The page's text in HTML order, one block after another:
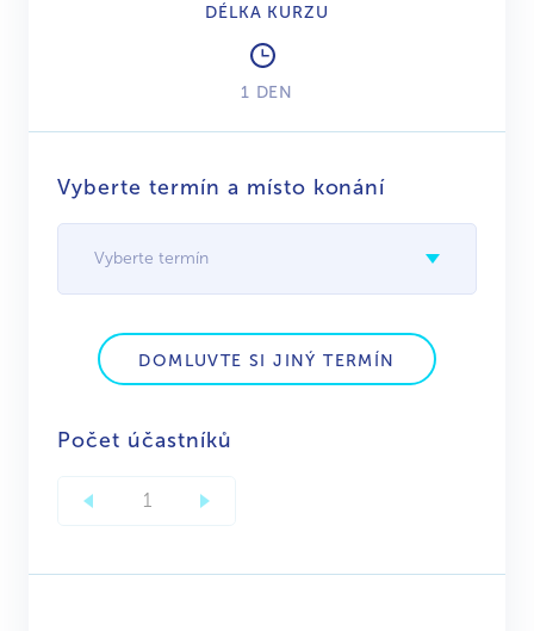
DÉLKA KURZU
1 DEN
Vyberte termín a místo konání
Vyberte termín
DOMLUVTE SI JINÝ TERMÍN
Počet účastníků